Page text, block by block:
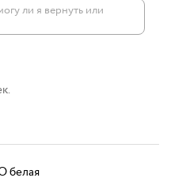
ли я вернуть или
белая